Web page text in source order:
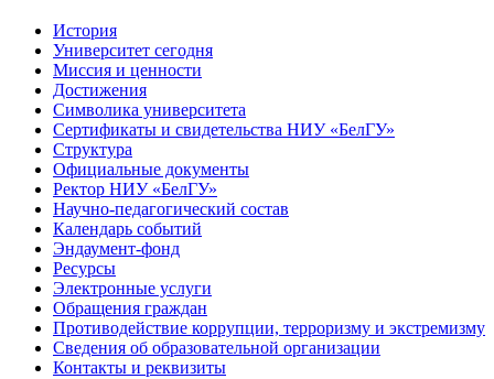
История
Университет сегодня
Миссия и ценности
Достижения
Символика университета
Сертификаты и свидетельства НИУ «БелГУ»
Структура
Официальные документы
Ректор НИУ «БелГУ»
Научно-педагогический состав
Календарь событий
Эндаумент-фонд
Ресурсы
Электронные услуги
Обращения граждан
Противодействие коррупции, терроризму и экстремизму
Сведения об образовательной организации
Контакты и реквизиты